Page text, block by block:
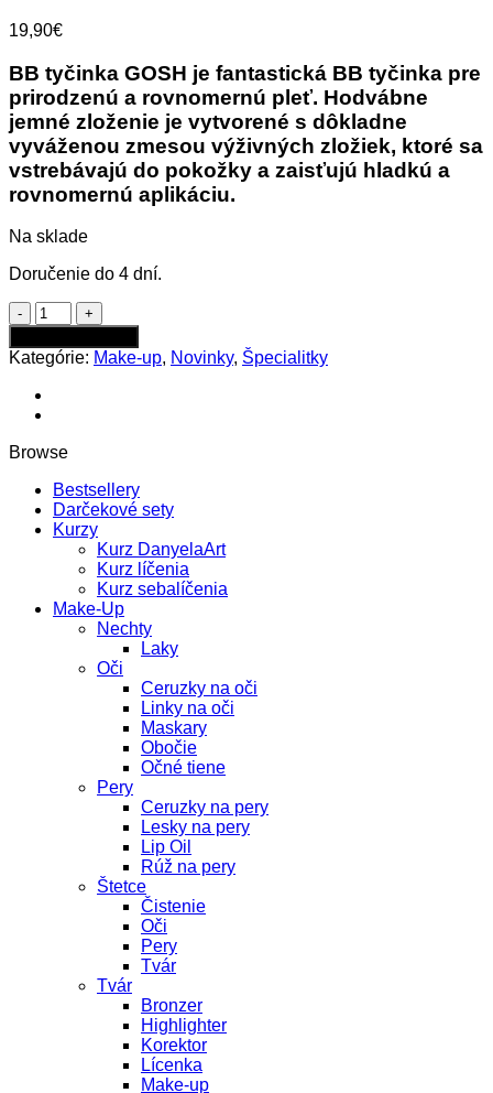
19,90€
BB tyčinka GOSH je fantastická BB tyčinka pre
prirodzenú a rovnomernú pleť. Hodvábne
jemné zloženie je vytvorené s dôkladne
vyváženou zmesou výživných zložiek, ktoré sa
vstrebávajú do pokožky a zaisťujú hladkú a
rovnomernú aplikáciu.
Na sklade
Doručenie do 4 dní.
množstvo
Gosh
BB
Stick
makeup
006
Beige
Kategórie: Make-up, Novinky, Špecialitky
Browse
Bestsellery
Darčekové sety
Kurzy
Kurz DanyelaArt
Kurz líčenia
Kurz sebalíčenia
Make-Up
Nechty
Laky
Oči
Ceruzky na oči
Linky na oči
Maskary
Obočie
Očné tiene
Pery
Ceruzky na pery
Lesky na pery
Lip Oil
Rúž na pery
Štetce
Čistenie
Oči
Pery
Tvár
Tvár
Bronzer
Highlighter
Korektor
Lícenka
Make-up